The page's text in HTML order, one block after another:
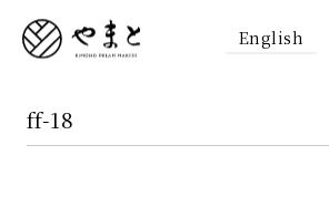
English
ff-18